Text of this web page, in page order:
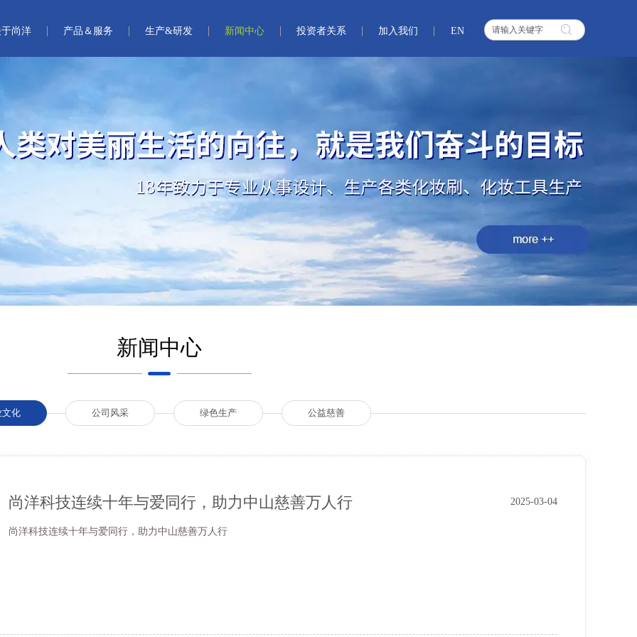
尚洋 产品＆服务 生产&研发 新闻中心 投资者关系 加入我们 EN
1
新闻中心
化 公司风采 绿色生产 公益慈善
尚洋科技连续十年与爱同行，助力中山慈善万人行 2025-03-04
尚洋科技连续十年与爱同行，助力中山慈善万人行